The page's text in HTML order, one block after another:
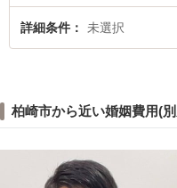
詳細条件 未選択
柏崎市から近い婚姻費用(